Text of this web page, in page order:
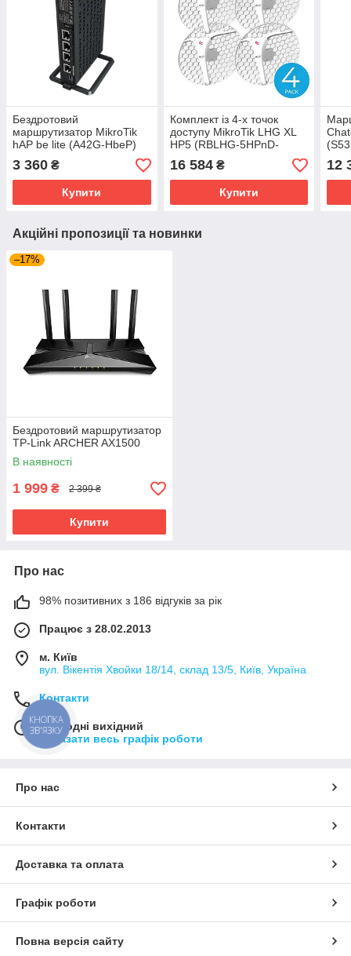
Бездротовий
маршрутизатор MikroTik
hAP be lite (A42G-HbeP)
3 360 ₴
Купити
Комплект із 4-х точок
доступу MikroTik LHG XL
HP5 (RBLHG-5HPnD-
XL4pack)
16 584₴
Купити
12
Акційні пропозиції та новинки
–17%
Бездротовий маршрутизатор
TP-Link ARCHER AX1500
В наявності
1 999 ₴ 2 399 ₴
Купити
Про нас
98% позитивних з 186 відгуків за рік
Працює з 28.02.2013
м. Київ
вул. Вікентія Хвойки 18/14, склад 13/5, Київ, Україна
Контакти
Сьогодні вихідний
Показати весь графік роботи
Про нас
Контакти
Доставка та оплата
Графік роботи
Повна версія сайту
КНОПКА
ЗВ'ЯЗКУ